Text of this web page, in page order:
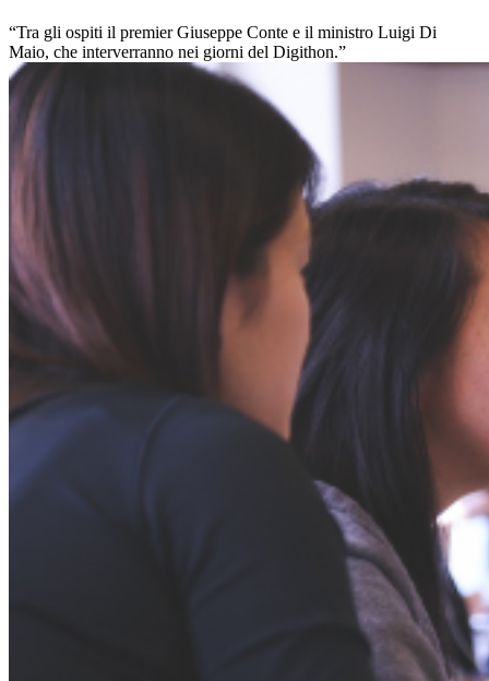
“Tra gli ospiti il premier Giuseppe Conte e il ministro Luigi Di
Maio, che interverranno nei giorni del Digithon.”